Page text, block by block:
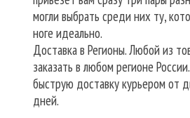
могли выбрать среди них ту,
ноге идеально.
Доставка в Регионы. Любой из
заказать в любом регионе
быструю доставку курьером от
дней.